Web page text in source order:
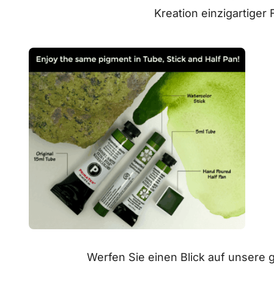
Kreation einzigartiger
Werfen Sie einen Blick auf unsere